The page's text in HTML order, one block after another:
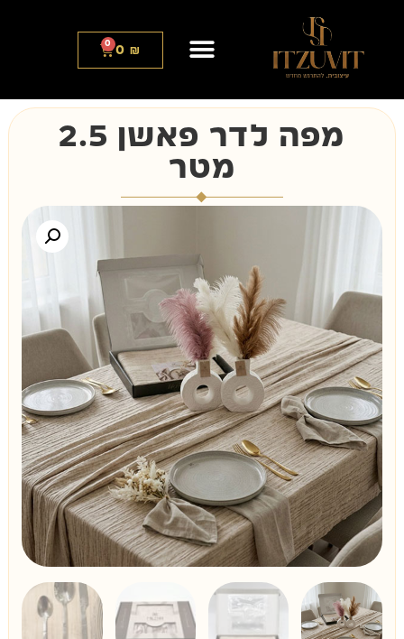
0₪
0
מפה לדר פאשן 2.5
מטר